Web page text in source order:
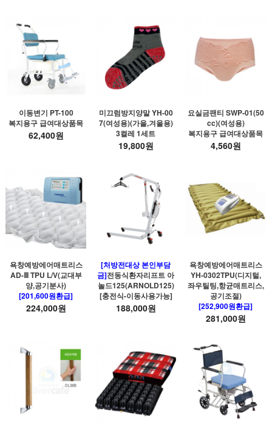
이동변기 PT-100
복지용구 급여대상품목
62,400원
미끄럼방지양말 YH-00
7(여성용)(가을,겨울용)
3켤레 1세트
19,800원
요실금팬티 SWP-01(50
cc)(여성용)
복지용구 급여대상품목
4,560원
욕창예방에어매트리스
AD-Ⅲ TPU L/V(교대부
양,공기분사)
[201,600원환급]
224,000원
[처방전대상 본인부담
금]전동식환자리프트 아
놀드125(ARNOLD125)
[충전식-이동사용가능]
188,000원
욕창예방에어매트리스
YH-0302TPU(디지털,
좌우틸팅,항균매트리스,
공기조절)
[252,900원환급]
281,000원